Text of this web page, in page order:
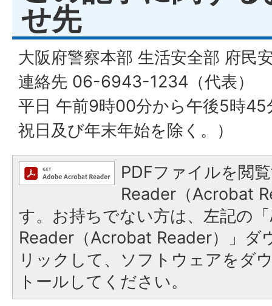
せ先
大阪府警察本部 生活安全部 府民
連絡先 06-6943-1234（代表）
平日 午前9時00分から午後5時45
祝日及び年末年始を除く。）
PDFファイルを閲
Reader（Acrobat
す。お持ちでない方は、左記の
Reader（Acrobat Reader）」ダ
リックして、ソフトウェアをダ
トールしてください。